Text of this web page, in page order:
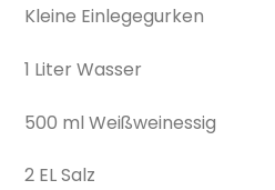
Kleine Einlegegurken
1 Liter Wasser
500 ml Weißweinessig
2 EL Salz